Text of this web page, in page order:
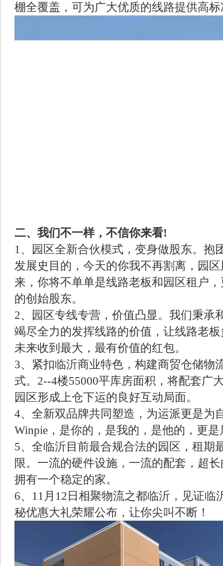
棚全覆盖，可为广大优质的线路提供高
二、我们不一样，不信你来看!
1、园区全新合伙模式，变身做股东。抱
发展史目的，今天的你我不再割离，园
来，你将不单单是线路老板和园区租户
的创始股东。
2、园区专线专营，价值凸显。我们秉承
竭尽全力的发挥线路的价值，让线路老
未来收到最大，最有价值的红包。
3、紧扣临沂商业特色，构建商贸仓储物
式。2--4楼55000平库房面积，将配套广
园区形成上仓下运的良好互动局面。
4、全新双品牌共同塑造，为运派更是为
Winpie，是你的，是我的，是他的，更
5、全临沂目前最合规合法的园区，租期
限。一流的硬件设施，一流的配套，超
拥有一个稳定的家。
6、11月12日相聚物流之都临沂，见证临
秘优惠大礼荣耀公布，让你尖叫不断！